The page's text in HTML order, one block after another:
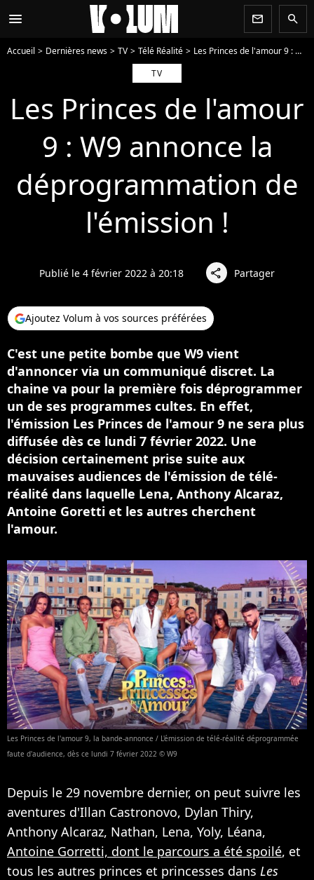
menu newsletter search
Accueil Dernières news TV Télé Réalité
Les Princes de l'amour 9 : W9 annonce la déprogrammation de l'émission !
TV
Les Princes de l'amour
9 : W9 annonce la
déprogrammation de
l'émission !
Publié le 4 février 2022 à 20:18 share Partager
Ajoutez Volum à vos sources préférées
C'est une petite bombe que W9 vient
d'annoncer via un communiqué discret. La
chaine va pour la première fois déprogrammer
un de ses programmes cultes. En effet,
l'émission Les Princes de l'amour 9 ne sera plus
diffusée dès ce lundi 7 février 2022. Une
décision certainement prise suite aux
mauvaises audiences de l'émission de télé-
réalité dans laquelle Lena, Anthony Alcaraz,
Antoine Goretti et les autres cherchent
l'amour.
Les Princes de l'amour 9, la bande-annonce / L'émission de télé-réalité déprogrammée
faute d'audience, dès ce lundi 7 février 2022 © W9
Depuis le 29 novembre dernier, on peut suivre les
aventures d'Illan Castronovo, Dylan Thiry,
Anthony Alcaraz, Nathan, Lena, Yoly, Léana,
Antoine Gorretti, dont le parcours a été spoilé, et
tous les autres princes et princesses dans Les